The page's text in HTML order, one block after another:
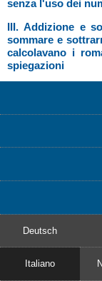
senza l'uso dei
III. Addizione e
sommare e
calcolavano i
spiegazioni
Deutsch
Italiano